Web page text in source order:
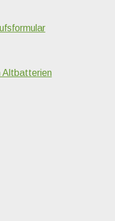
Altbatterien